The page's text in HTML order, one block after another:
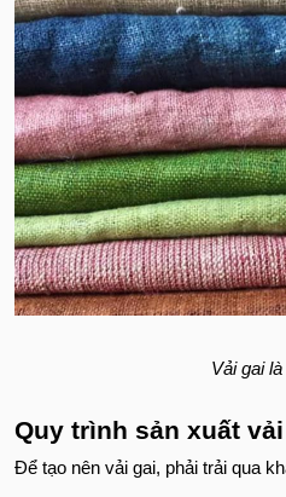
Vải gai
Quy trình sản xuất
Để tạo nên vải gai, phải trải qua